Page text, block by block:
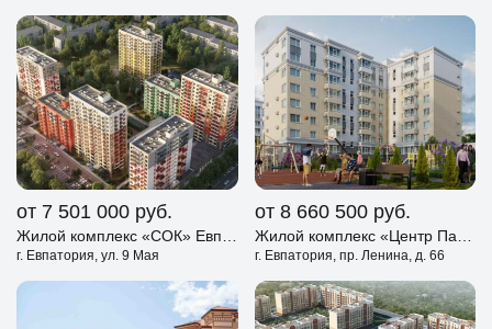
от 7 501 000 руб.
г. Евпатория, ул. 9 Мая
от 8 660 500 руб.
г. Евпатория, пр. Ленина, д. 66